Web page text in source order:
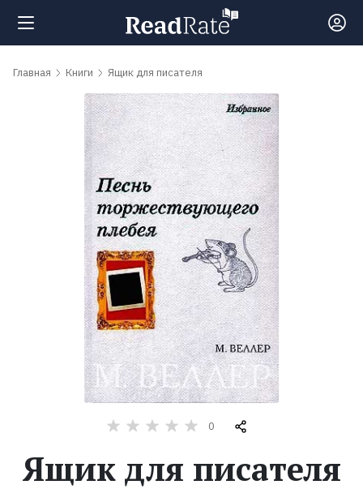
Поиск
Рейтинги
обсуждаемые
Главная Книги Ящик для писателя
0
Ящик для писателя